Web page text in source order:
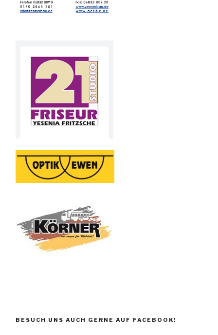
BESUCH UNS AUCH GERNE AUF FACEBOOK!